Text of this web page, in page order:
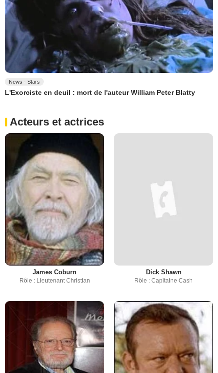
News - Stars
L'Exorciste en deuil : mort de l'auteur William Peter Blatty
Acteurs et actrices
James Coburn
Rôle : Lieutenant Christian
Dick Shawn
Rôle : Capitaine Cash